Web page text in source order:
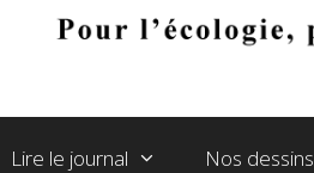
Lire le journal Nos dessins